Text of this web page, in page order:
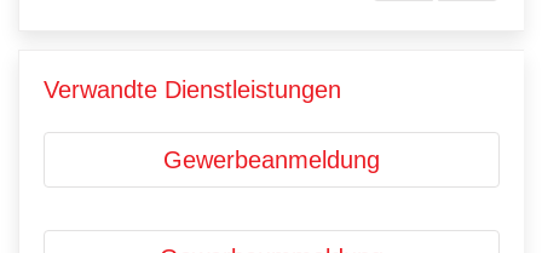
Verwandte Dienstleistungen
Gewerbeanmeldung